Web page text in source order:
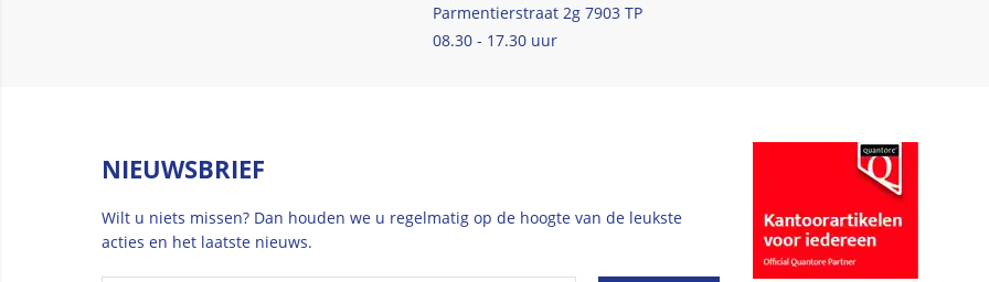
Parmentierstraat 2g 7903 TP
08.30 - 17.30 uur
NIEUWSBRIEF
Wilt u niets missen? Dan houden we u regelmatig op de hoogte van de leukste
acties en het laatste nieuws.